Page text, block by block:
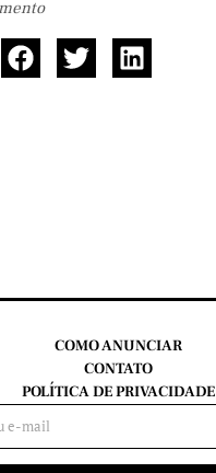
COMO ANUNCIAR
CONTATO
POLÍTICA DE PRIVACIDADE